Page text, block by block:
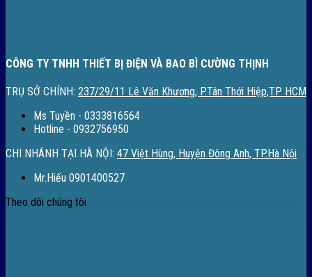
CÔNG TY TNHH THIẾT BỊ ĐIỆN VÀ BAO BÌ CƯỜNG THỊNH
TRỤ SỞ CHÍNH: 237/29/11 Lê Văn Khương, P.Tân Thới Hiệp,TP HCM
Ms Tuyền - 0333816564
Hotline - 0932756950
CHI NHÁNH TẠI HÀ NỘI: 47 Việt Hùng, Huyện Đông Anh, TP.Hà Nội
Mr.Hiếu 0901400527
Theo dõi chúng tôi